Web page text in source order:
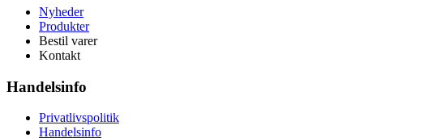
Nyheder
Produkter
Bestil varer
Kontakt
Handelsinfo
Privatlivspolitik
Handelsinfo